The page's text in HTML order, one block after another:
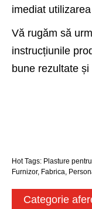
imediat
Vă rugăm să
instrucțiunile
bune rezultate
Hot Tags: Plasture
Furnizor, Fabrica,
Categorie